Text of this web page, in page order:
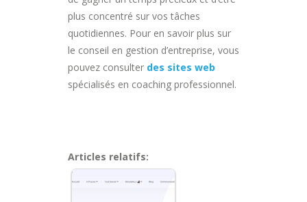
plus concentré sur vos tâches
quotidiennes. Pour en savoir plus sur
le conseil en gestion d’entreprise, vous
pouvez consulter des sites web
spécialisés en coaching professionnel.
Articles relatifs: